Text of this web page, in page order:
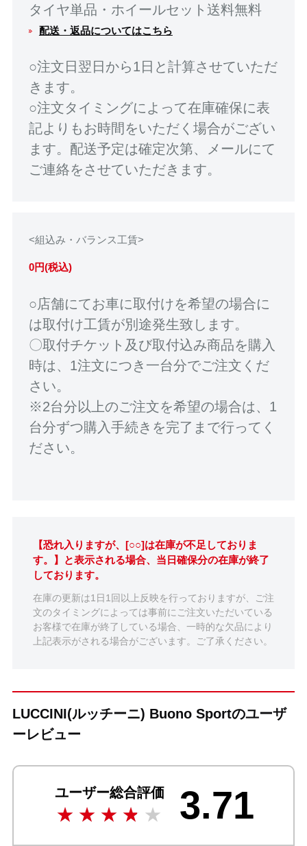
タイヤ単品・ホイールセット送料無料
配送・返品についてはこちら
○注文日翌日から1日と計算させていただ
きます。
○注文タイミングによって在庫確保に表
記よりもお時間をいただく場合がござい
ます。配送予定は確定次第、メールにて
ご連絡をさせていただきます。
<組込み・バランス工賃>
0円(税込)
○店舗にてお車に取付けを希望の場合に
は取付け工賃が別途発生致します。
〇取付チケット及び取付込み商品を購入
時は、1注文につき一台分でご注文くだ
さい。
※2台分以上のご注文を希望の場合は、1
台分ずつ購入手続きを完了まで行ってく
ださい。
【恐れ入りますが、[○○]は在庫が不足しておりま
す。】と表示される場合、当日確保分の在庫が終了
しております。
在庫の更新は1日1回以上反映を行っておりますが、ご注
文のタイミングによっては事前にご注文いただいている
お客様で在庫が終了している場合、一時的な欠品により
上記表示がされる場合がございます。ご了承ください。
LUCCINI(ルッチーニ) Buono Sportのユーザ
ーレビュー
ユーザー総合評価 3.71